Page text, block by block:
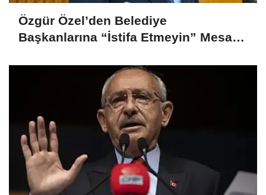
Özgür Özel’den Belediye
Başkanlarına “İstifa Etmeyin” Mesajı: